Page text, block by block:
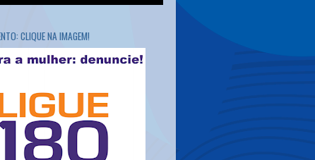
CLIQUE NA IMAGEM!